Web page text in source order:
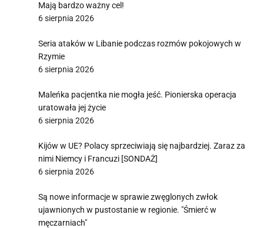
Mają bardzo ważny cel!
6 sierpnia 2026
Seria ataków w Libanie podczas rozmów pokojowych w
Rzymie
6 sierpnia 2026
Maleńka pacjentka nie mogła jeść. Pionierska operacja
uratowała jej życie
6 sierpnia 2026
Kijów w UE? Polacy sprzeciwiają się najbardziej. Zaraz za
nimi Niemcy i Francuzi [SONDAŻ]
6 sierpnia 2026
Są nowe informacje w sprawie zwęglonych zwłok
ujawnionych w pustostanie w regionie. "Śmierć w
męczarniach"